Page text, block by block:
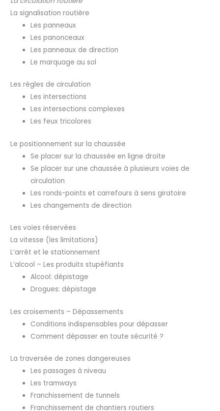
La signalisation routière
Les panneaux
Les panonceaux
Les panneaux de direction
Le marquage au sol
Les règles de circulation
Les intersections
Les intersections complexes
Les feux tricolores
Le positionnement sur la chaussée
Se placer sur la chaussée en ligne droite
Se placer sur une chaussée à plusieurs voies de
circulation
Les ronds-points et carrefours à sens giratoire
Les changements de direction
Les voies réservées
La vitesse (les limitations)
L’arrêt et le stationnement
L’alcool – Les produits stupéfiants
Alcool: dépistage
Drogues: dépistage
Les croisements – Dépassements
Conditions indispensables pour dépasser
Comment dépasser en toute sécurité ?
La traversée de zones dangereuses
Les passages à niveau
Les tramways
Franchissement de tunnels
Franchissement de chantiers routiers